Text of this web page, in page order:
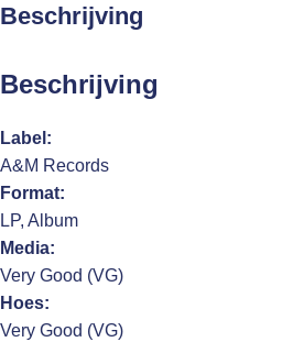
Beschrijving
Beschrijving
Label:
A&M Records
Format:
LP, Album
Media:
Very Good (VG)
Hoes:
Very Good (VG)